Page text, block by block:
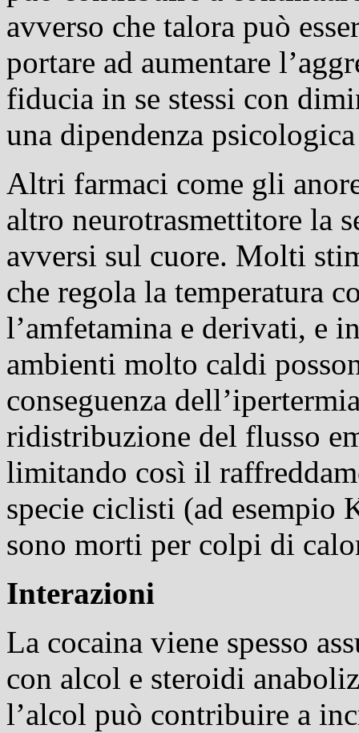
avverso che talora può
portare ad aumentare
fiducia in se stessi con
una dipendenza
Altri farmaci come gli
altro neurotrasmettitore la
avversi sul cuore. Molti
che regola la temperatura
l’amfetamina e derivati, e
ambienti molto caldi
conseguenza
ridistribuzione del flusso
limitando così il
specie ciclisti (ad esempio
sono morti per colpi di
Interazioni
La cocaina viene spesso
con alcol e steroidi
l’alcol può contribuire a